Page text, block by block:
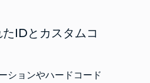
IDとカスタムコ
ションやハードコード